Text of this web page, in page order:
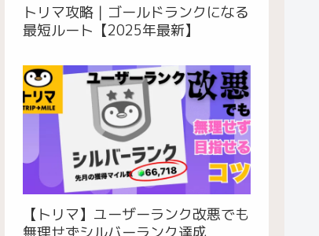
トリマ攻略｜ゴールドランクになる
最短ルート【2025年最新】
【トリマ】ユーザーランク改悪でも